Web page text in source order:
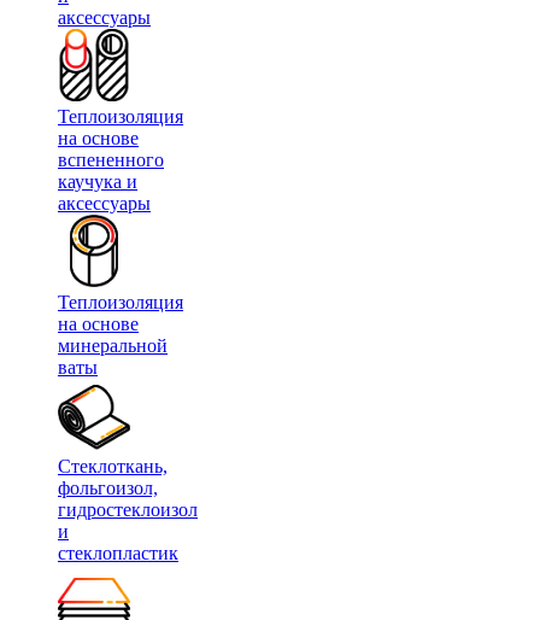
аксессуары
Теплоизоляция
на основе
вспененного
каучука и
аксессуары
Теплоизоляция
на основе
минеральной
ваты
Стеклоткань,
фольгоизол,
гидростеклоизол
и
стеклопластик